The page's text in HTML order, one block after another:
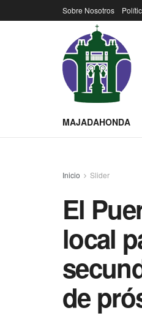
Sobre Nosotros
MAJADAHONDA
Inicio Slider
El
local
de